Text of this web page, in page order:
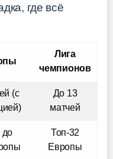
где всё
Лига
чемпионов
(с
До 13
матчей
до
Топ-32
Европы